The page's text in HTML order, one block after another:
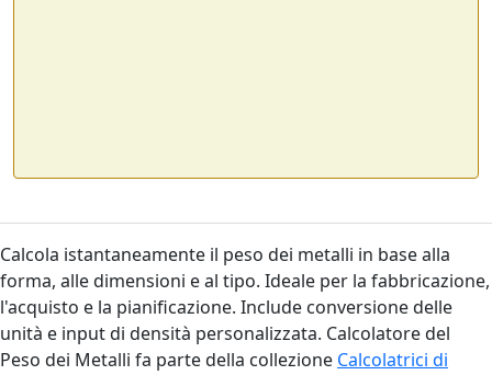
Calcola istantaneamente il peso dei metalli in base alla
forma, alle dimensioni e al tipo. Ideale per la fabbricazione,
l'acquisto e la pianificazione. Include conversione delle
unità e input di densità personalizzata. Calcolatore del
Peso dei Metalli fa parte della collezione Calcolatrici di